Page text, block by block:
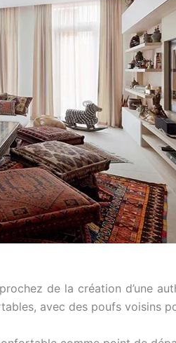
de la création d’une
avec des poufs voisins